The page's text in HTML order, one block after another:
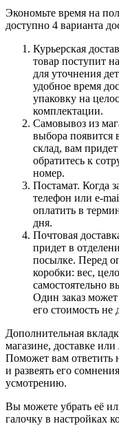
Экономьте время на
доступно 4 варианта
Курьерская
товар поступит
для уточнения
удобное время
упаковку на
комплектации.
Самовывоз из
выбора появится
склад, вам
обратитесь к
номер.
Постамат. Когда
телефон или e-
оплатить в
дня.
Почтовая
придет в
посылке. Перед
коробки: вес,
самостоятельно
Один заказ
его стоимость
Дополнительная
магазине, доставке
Поможет вам ответить
и развеять его
усмотрению.
Вы можете убрать её
галочку в настройках